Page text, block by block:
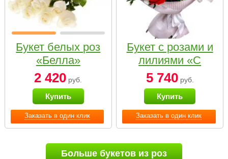
Заказать в один клик
Букет белых роз
«Белла»
2 420 руб.
Купить
Заказать в один клик
Букет с розами и
лилиями «С
наилучшими
пожеланиями»
5 740руб.
Купить
Больше букетов из роз